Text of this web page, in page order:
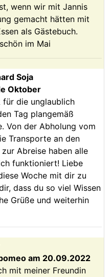
wenn wir mit Jannis
gemacht hätten mit
als Gästebuch.
im Mai
Soja
Oktober
für die unglaublich
Tag plangemäß
Von der Abholung vom
Transporte an den
Abreise haben alle
funktioniert! Liebe
Woche mit dir zu
dass du so viel Wissen
Grüße und weiterhin
am 20.09.2022
mit meiner Freundin